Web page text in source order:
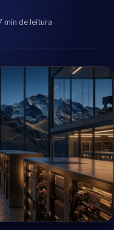
min de leitura